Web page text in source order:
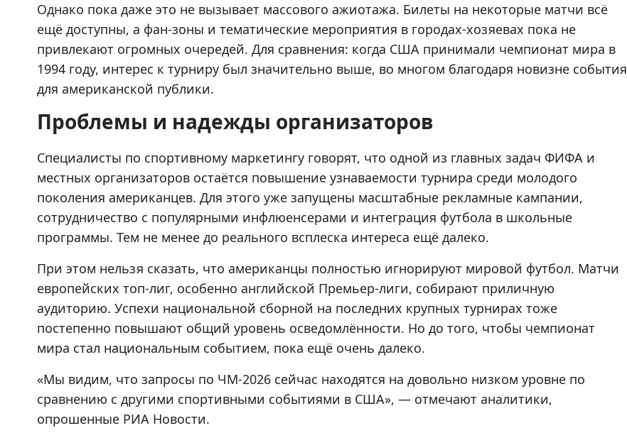
Однако пока даже это не вызывает массового ажиотажа. Билеты на некоторые матчи всё
ещё доступны, а фан-зоны и тематические мероприятия в городах-хозяевах пока не
привлекают огромных очередей. Для сравнения: когда США принимали чемпионат мира в
1994 году, интерес к турниру был значительно выше, во многом благодаря новизне события
для американской публики.
Проблемы и надежды организаторов
Специалисты по спортивному маркетингу говорят, что одной из главных задач ФИФА и
местных организаторов остаётся повышение узнаваемости турнира среди молодого
поколения американцев. Для этого уже запущены масштабные рекламные кампании,
сотрудничество с популярными инфлюенсерами и интеграция футбола в школьные
программы. Тем не менее до реального всплеска интереса ещё далеко.
При этом нельзя сказать, что американцы полностью игнорируют мировой футбол. Матчи
европейских топ-лиг, особенно английской Премьер-лиги, собирают приличную
аудиторию. Успехи национальной сборной на последних крупных турнирах тоже
постепенно повышают общий уровень осведомлённости. Но до того, чтобы чемпионат
мира стал национальным событием, пока ещё очень далеко.
«Мы видим, что запросы по ЧМ-2026 сейчас находятся на довольно низком уровне по
сравнению с другими спортивными событиями в США», — отмечают аналитики,
опрошенные РИА Новости.